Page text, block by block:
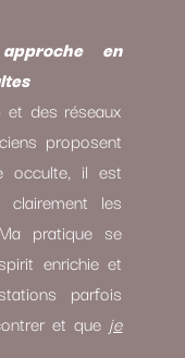
en
des réseaux
proposent
occulte, il est
les
pratique se
enrichie et
parfois
et que je